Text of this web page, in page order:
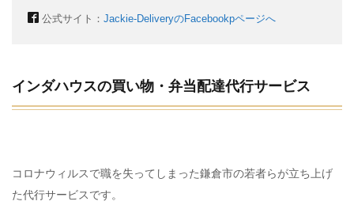
公式サイト： Jackie-DeliveryのFacebookpページへ
インダハウスの買い物・弁当配達代行サービス
コロナウィルスで職を失ってしまった鎌倉市の若者らが立ち上げ
た代行サービスです。